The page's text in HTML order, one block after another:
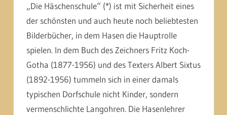
„Die Häschenschule“ (*) ist mit Sicherheit eines
der schönsten und auch heute noch beliebtesten
Bilderbücher, in dem Hasen die Hauptrolle
spielen. In dem Buch des Zeichners Fritz Koch-
Gotha (1877-1956) und des Texters Albert Sixtus
(1892-1956) tummeln sich in einer damals
typischen Dorfschule nicht Kinder, sondern
vermenschlichte Langohren. Die Hasenlehrer